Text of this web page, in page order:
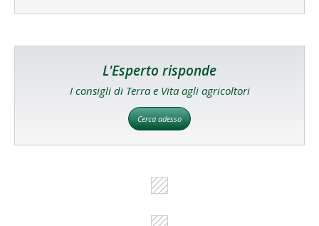
L'Esperto risponde
I consigli di Terra e Vita agli agricoltori
Cerca adesso